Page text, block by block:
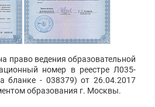
право ведения образовательной
номер в реестре Л035-
бланке - 038379) от 26.04.2017
образования г. Москвы.